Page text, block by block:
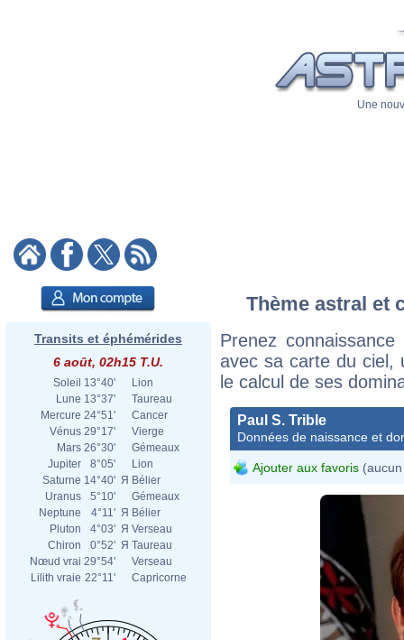
Une
Transits et éphémérides
6 août, 02h15 T.U.
Soleil 13°40'
Lion
Lune 13°37'
Taureau
Mercure 24°51'
Cancer
Vénus 29°17'
Vierge
Mars 26°30'
Gémeaux
Jupiter
8°05'
Lion
Saturne 14°40' Я Bélier
Uranus
5°10'
Gémeaux
Neptune
4°11' Я Bélier
Pluton
4°03' Я Verseau
Chiron
0°52' Я Taureau
Nœud vrai 29°54'
Verseau
Lilith vraie 22°11' Capricorne
Thème astral et
Prenez
avec sa carte du ciel,
le calcul de ses
Paul S. Trible
Données de naissance et
Ajouter aux favoris